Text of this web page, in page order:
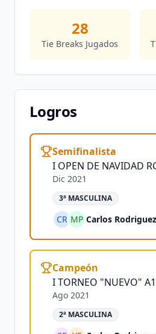
28
Tie Breaks Jugados
Logros
Semifinalista
I OPEN DE NAVIDAD
Dic 2021
3ª MASCULINA
CR MP Carlos Rodriguez
Campeón
I TORNEO "NUEVO"
Ago 2021
2ª MASCULINA